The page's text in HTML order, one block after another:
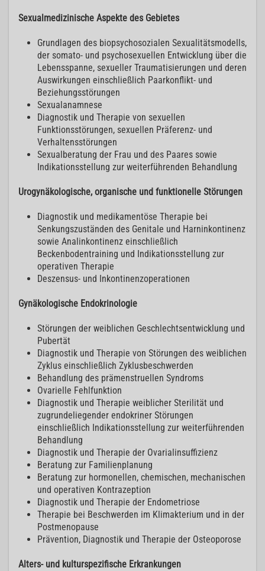
Sexualmedizinische Aspekte des Gebietes
Grundlagen des biopsychosozialen Sexualitätsmodells,
der somato- und psychosexuellen Entwicklung über die
Lebensspanne, sexueller Traumatisierungen und deren
Auswirkungen einschließlich Paarkonflikt- und
Beziehungsstörungen
Sexualanamnese
Diagnostik und Therapie von sexuellen
Funktionsstörungen, sexuellen Präferenz- und
Verhaltensstörungen
Sexualberatung der Frau und des Paares sowie
Indikationsstellung zur weiterführenden Behandlung
Urogynäkologische, organische und funktionelle Störungen
Diagnostik und medikamentöse Therapie bei
Senkungszuständen des Genitale und Harninkontinenz
sowie Analinkontinenz einschließlich
Beckenbodentraining und Indikationsstellung zur
operativen Therapie
Deszensus- und Inkontinenzoperationen
Gynäkologische Endokrinologie
Störungen der weiblichen Geschlechtsentwicklung und
Pubertät
Diagnostik und Therapie von Störungen des weiblichen
Zyklus einschließlich Zyklusbeschwerden
Behandlung des prämenstruellen Syndroms
Ovarielle Fehlfunktion
Diagnostik und Therapie weiblicher Sterilität und
zugrundeliegender endokriner Störungen
einschließlich Indikationsstellung zur weiterführenden
Behandlung
Diagnostik und Therapie der Ovarialinsuffizienz
Beratung zur Familienplanung
Beratung zur hormonellen, chemischen, mechanischen
und operativen Kontrazeption
Diagnostik und Therapie der Endometriose
Therapie bei Beschwerden im Klimakterium und in der
Postmenopause
Prävention, Diagnostik und Therapie der Osteoporose
Alters- und kulturspezifische Erkrankungen